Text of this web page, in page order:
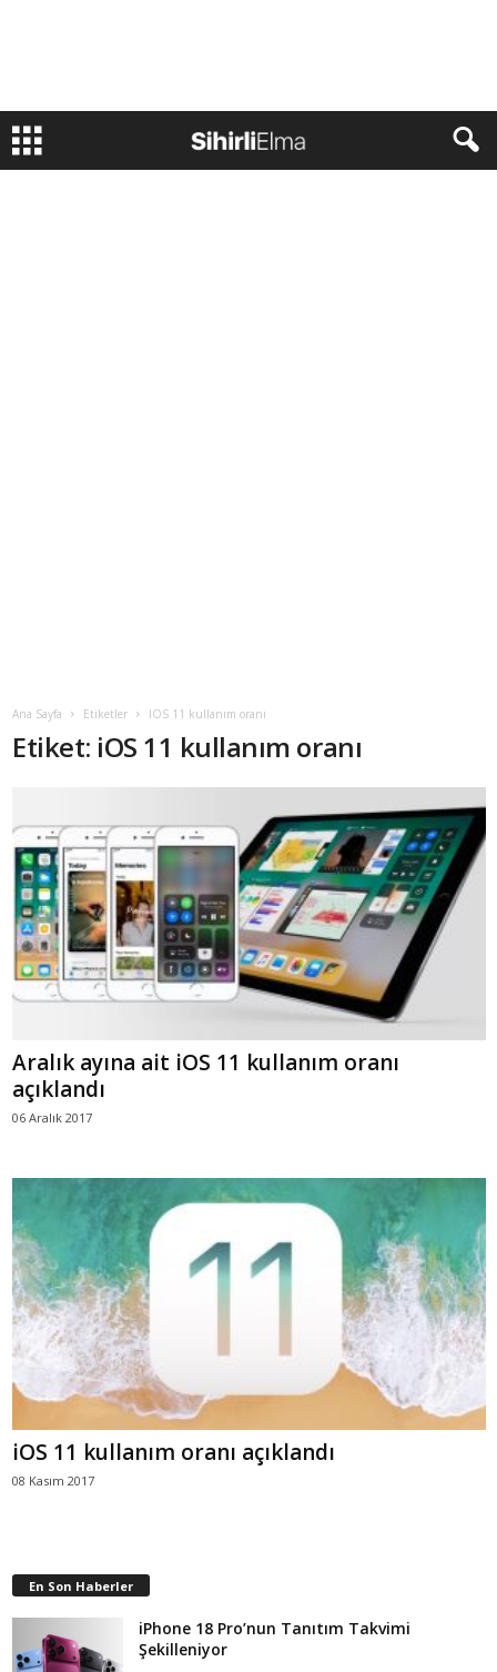
Ana Sayfa Etiketler IOS 11 kullanım oranı
Etiket: iOS 11 kullanım oranı
Aralık ayına ait iOS 11 kullanım oranı
açıklandı
06 Aralık 2017
iOS 11 kullanım oranı açıklandı
08 Kasım 2017
En Son Haberler
iPhone 18 Pro’nun Tanıtım Takvimi
Şekilleniyor